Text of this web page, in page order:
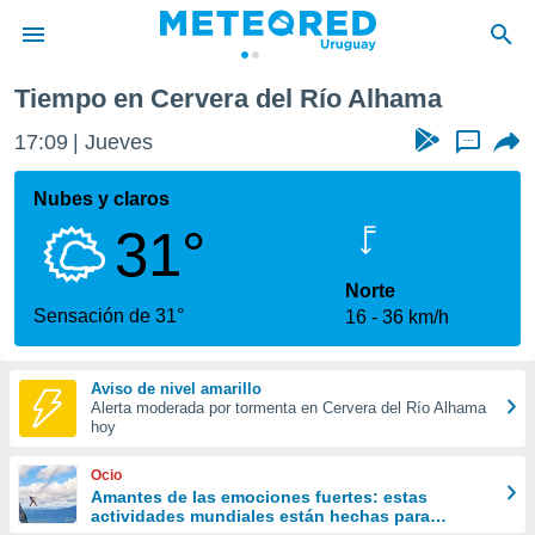
de
ha
calidad.
a este
las
y
forma
digital
basada
Tiempo en Cervera del Río Alhama
17:09 Jueves ...
Nubes y claros
31°
Sensación de 31°
Norte
16
36 km/h
Aviso de nivel amarillo
Alerta moderada por tormenta en Cervera del Río Alhama
hoy
Ocio
Amantes de las emociones fuertes: estas
actividades mundiales están hechas para